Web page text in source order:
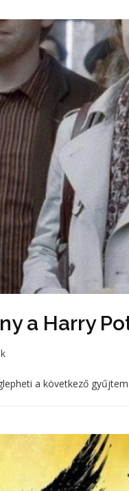
a Harry
a következő